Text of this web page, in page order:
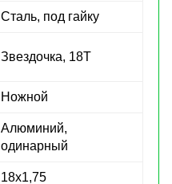
Сталь, под гайку
Звездочка, 18Т
Ножной
Алюминий,
одинарный
18x1,75